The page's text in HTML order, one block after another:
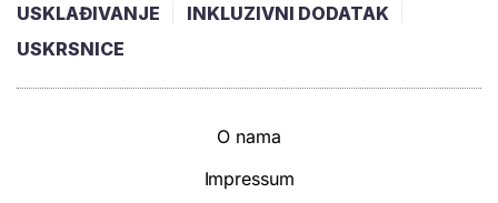
USKLAĐIVANJE
INKLUZIVNI DODATAK
USKRSNICE
O nama
Impressum